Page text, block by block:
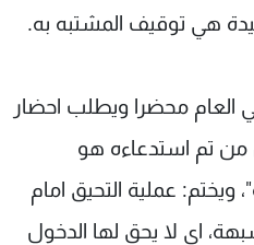
هي توقيف المشتبه به.
العام محضرا ويطلب احضار
من تم استدعاءه هو
ويختم: عملية التحيق امام
اي لا يحق لها الدخول